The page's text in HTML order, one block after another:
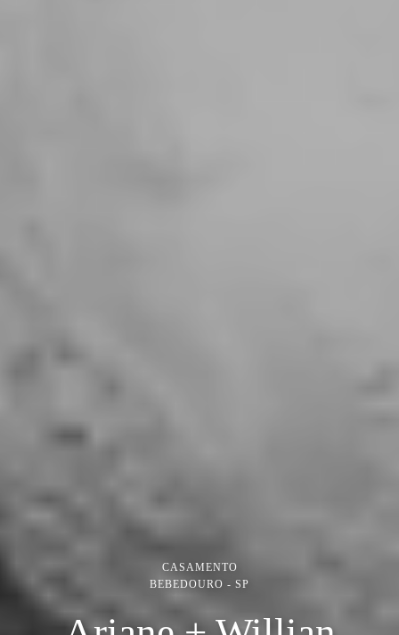
CASAMENTO
BEBEDOURO - SP